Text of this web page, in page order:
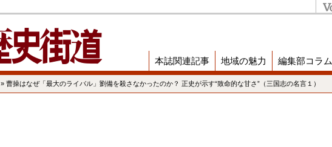
本誌関連記事 地域の魅力 編集部コラム
» 曹操はなぜ「最大のライバル」劉備を殺さなかったのか？ 正史が示す“致命的な甘さ”（三国志の名言１）